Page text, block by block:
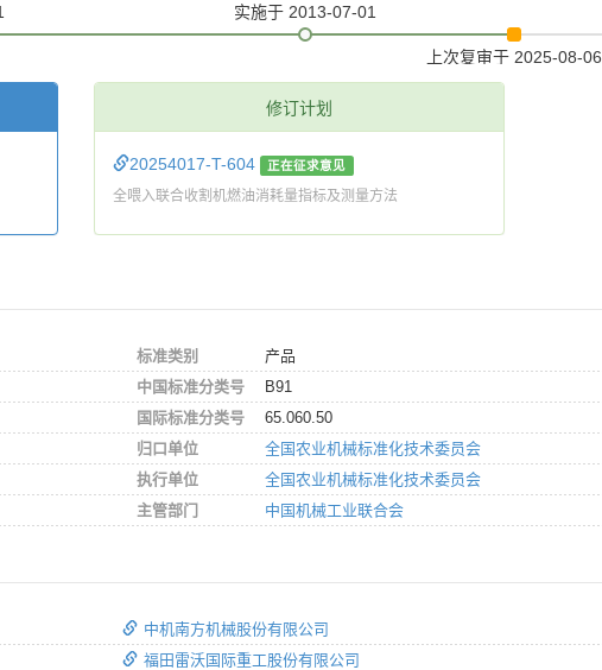
实施于 2013-07-01
上次复审于 2025-08-06
修订计划
20254017-T-604 正在征求意见
全喂入联合收割机燃油消耗量指标及测量方法
标准类别
产品
中国标准分类号
B91
国际标准分类号
65.060.50
归口单位
全国农业机械标准化技术委员会
执行单位
全国农业机械标准化技术委员会
主管部门
中国机械工业联合会
中机南方机械股份有限公司
福田雷沃国际重工股份有限公司